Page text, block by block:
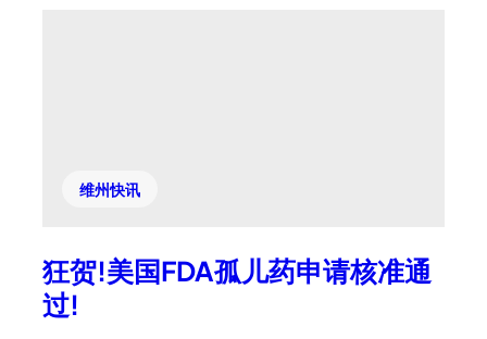
维州快讯
狂贺!美国FDA孤儿药申请核准通
过!